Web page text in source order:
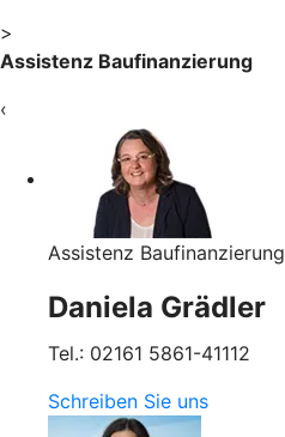
>
Assistenz Baufinanzierung
‹
Assistenz Baufinanzierung
Daniela Grädler
Tel.: 02161 5861-41112
Schreiben Sie uns